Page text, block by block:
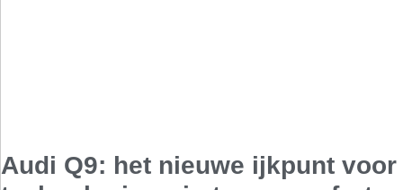
Audi Q9: het nieuwe ijkpunt voor